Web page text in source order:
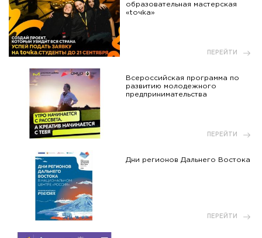
образовательная мастерская
«toчka»
ПЕРЕЙТИ
Всероссийская программа по
развитию молодежного
предпринимательства
ПЕРЕЙТИ
Дни регионов Дальнего Востока
ПЕРЕЙТИ